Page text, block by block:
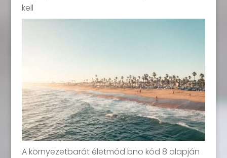
kell
A környezetbarát életmód bno kód 8 alapján